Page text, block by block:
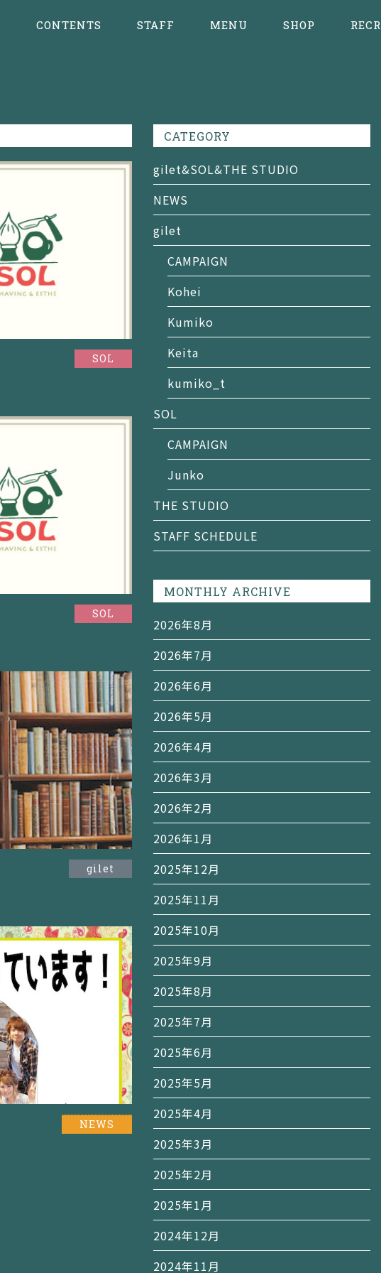
CONTENTS STAFF MENU SHOP
SOL
SOL
gilet
NEWS
CATEGORY
gilet&SOL&THE STUDIO
NEWS
gilet
CAMPAIGN
Kohei
Kumiko
Keita
kumiko_t
SOL
CAMPAIGN
Junko
THE STUDIO
STAFF SCHEDULE
MONTHLY ARCHIVE
2026年8月
2026年7月
2026年6月
2026年5月
2026年4月
2026年3月
2026年2月
2026年1月
2025年12月
2025年11月
2025年10月
2025年9月
2025年8月
2025年7月
2025年6月
2025年5月
2025年4月
2025年3月
2025年2月
2025年1月
2024年12月
2024年11月